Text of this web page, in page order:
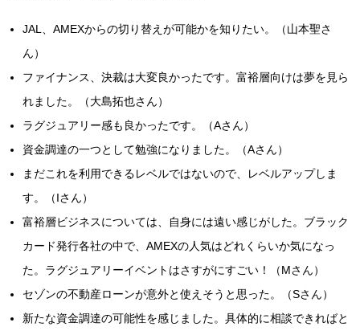
JAL、AMEXからの切り替えが可能かを知りたい。（山本聖さ
ん）
ファイナンス、決裁は大変良かったです。富裕層向けは夢を見ら
れました。（大島拓也さん）
ラグジュアリー感も良かったです。（Aさん）
資金調達の一つとして勉強になりました。（Aさん）
まだこれを利用できるレベルではないので、レベルアップしま
す。（Iさん）
富裕層ビジネスについては、自身には遠い感じがした。ブラック
カード発行各社の中で、AMEXの人気はどれくらいか気になっ
た。ラグジュアリーイベントはさすがにすごい！（Mさん）
セゾンの不動産ローンが意外と使えそうと思った。（Sさん）
新たな資金調達の可能性を感じました。具体的に相談できればと